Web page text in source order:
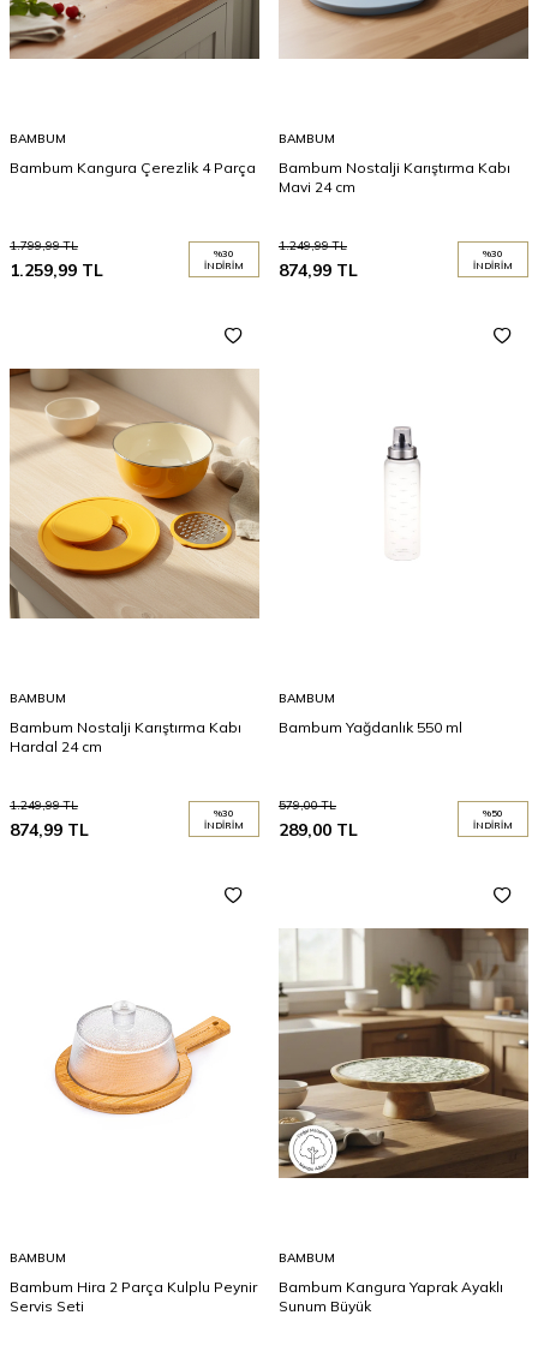
BAMBUM
Bambum Kangura Çerezlik 4 Parça
1.799,99TL
1.259,99 TL
%30
İNDIRIM
BAMBUM
Bambum Nostalji Karıştırma Kabı
Mavi 24 cm
1.249,99TL
874,99 TL
%30
İNDIRIM
BAMBUM
Bambum Nostalji Karıştırma Kabı
Hardal 24 cm
1.249,99TL
874,99 TL
%30
İNDIRIM
BAMBUM
Bambum Yağdanlık 550 ml
579,00TL
289,00 TL
%50
İNDIRIM
BAMBUM
Bambum Hira 2 Parça Kulplu Peynir
Servis Seti
BAMBUM
Bambum Kangura Yaprak Ayaklı
Sunum Büyük